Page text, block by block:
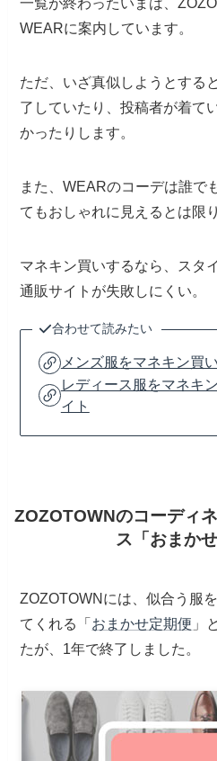
WEARに案内しています。
ただ、いざ真似しようとする
了していたり、投稿者が着て
かったりします。
また、WEARのコーデは誰で
てもおしゃれに見えるとは限
マネキン買いするなら、スタ
通販サイトが失敗しにくい。
合わせて読みたい
メンズ服をマネキン買
レディース服をマネキ
イト
ZOZOTOWNのコーディ
ス「おまか
ZOZOTOWNには、似合う服
てくれる「 おまかせ定期便 」
たが、1年で終了しました。